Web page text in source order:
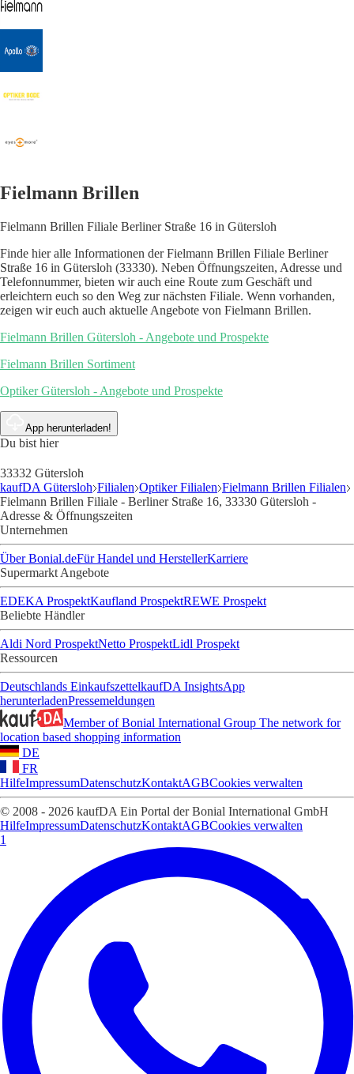
Fielmann Brillen
Fielmann Brillen Filiale Berliner Straße 16 in Gütersloh
Finde hier alle Informationen der Fielmann Brillen Filiale Berliner
Straße 16 in Gütersloh (33330). Neben Öffnungszeiten, Adresse und
Telefonnummer, bieten wir auch eine Route zum Geschäft und
erleichtern euch so den Weg zur nächsten Filiale. Wenn vorhanden,
zeigen wir euch auch aktuelle Angebote von Fielmann Brillen.
Fielmann Brillen Gütersloh - Angebote und Prospekte
Fielmann Brillen Sortiment
Optiker Gütersloh - Angebote und Prospekte
App herunterladen!
Du bist hier
33332 Gütersloh
kaufDA Gütersloh Filialen Optiker Filialen Fielmann Brillen Filialen
Fielmann Brillen Filiale - Berliner Straße 16, 33330 Gütersloh -
Adresse & Öffnungszeiten
Unternehmen
Über Bonial.deFür Handel und HerstellerKarriere
Supermarkt Angebote
EDEKA ProspektKaufland ProspektREWE Prospekt
Beliebte Händler
Aldi Nord ProspektNetto ProspektLidl Prospekt
Ressourcen
Deutschlands EinkaufszettelkaufDA InsightsApp
herunterladenPressemeldungen
Member of Bonial International Group The network for
location based shopping information
DE
FR
HilfeImpressumDatenschutzKontaktAGBCookies verwalten
© 2008 - 2026 kaufDA Ein Portal der Bonial International GmbH
HilfeImpressumDatenschutzKontaktAGBCookies verwalten
1